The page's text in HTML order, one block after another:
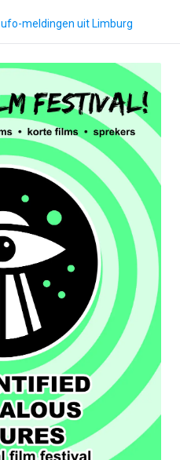
ufo-meldingen uit Limburg